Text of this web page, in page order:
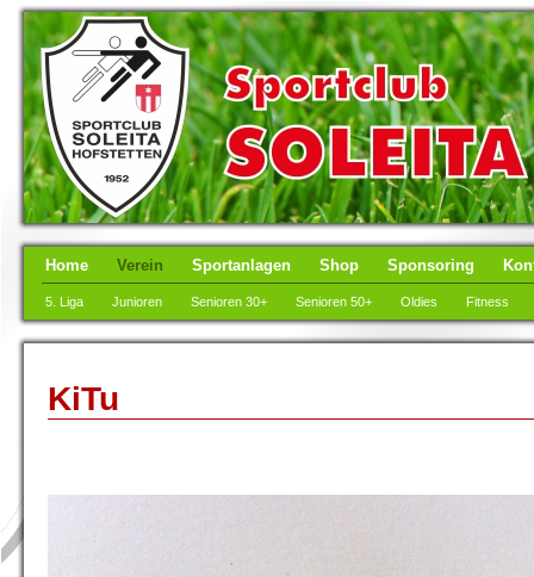
Home Verein Sportanlagen Shop Sponsoring
5. Liga Junioren Senioren 30+ Senioren 50+ Oldies Fitness
KiTu